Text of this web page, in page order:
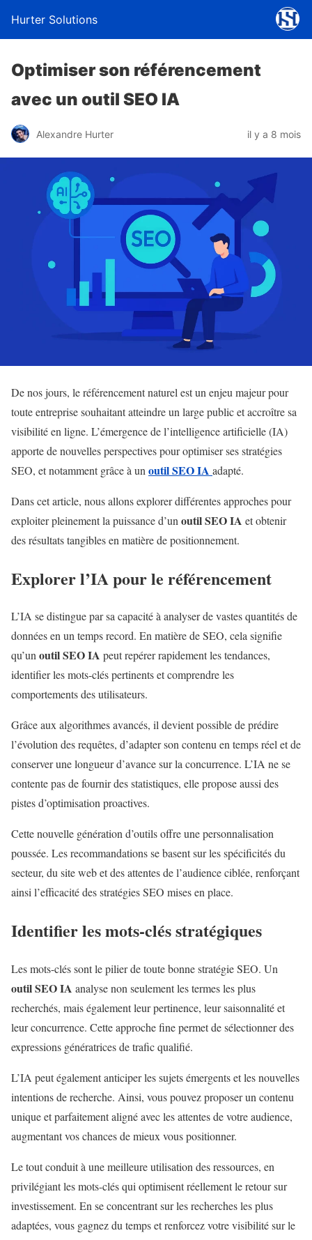
Hurter Solutions
Optimiser son référencement
avec un outil SEO IA
Alexandre Hurter il y a 8 mois
De nos jours, le référencement naturel est un enjeu majeur pour
toute entreprise souhaitant atteindre un large public et accroître sa
visibilité en ligne. L’émergence de l’intelligence artificielle (IA)
apporte de nouvelles perspectives pour optimiser ses stratégies
SEO, et notamment grâce à un outil SEO IA adapté.
Dans cet article, nous allons explorer différentes approches pour
exploiter pleinement la puissance d’un outil SEO IA et obtenir
des résultats tangibles en matière de positionnement.
Explorer l’IA pour le référencement
L’IA se distingue par sa capacité à analyser de vastes quantités de
données en un temps record. En matière de SEO, cela signifie
qu’unoutil SEO IA peut repérer rapidement les tendances,
identifier les mots-clés pertinents et comprendre les
comportements des utilisateurs.
Grâce aux algorithmes avancés, il devient possible de prédire
l’évolution des requêtes, d’adapter son contenu en temps réel et de
conserver une longueur d’avance sur la concurrence. L’IA ne se
contente pas de fournir des statistiques, elle propose aussi des
pistes d’optimisation proactives.
Cette nouvelle génération d’outils offre une personnalisation
poussée. Les recommandations se basent sur les spécificités du
secteur, du site web et des attentes de l’audience ciblée, renforçant
ainsi l’efficacité des stratégies SEO mises en place.
Identifier les mots-clés stratégiques
Les mots-clés sont le pilier de toute bonne stratégie SEO. Un
outil SEO IA analyse non seulement les termes les plus
recherchés, mais également leur pertinence, leur saisonnalité et
leur concurrence. Cette approche fine permet de sélectionner des
expressions génératrices de trafic qualifié.
L’IA peut également anticiper les sujets émergents et les nouvelles
intentions de recherche. Ainsi, vous pouvez proposer un contenu
unique et parfaitement aligné avec les attentes de votre audience,
augmentant vos chances de mieux vous positionner.
Le tout conduit à une meilleure utilisation des ressources, en
privilégiant les mots-clés qui optimisent réellement le retour sur
investissement. En se concentrant sur les recherches les plus
adaptées, vous gagnez du temps et renforcez votre visibilité sur le